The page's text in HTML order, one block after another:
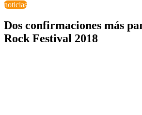
noticias
Dos confirmaciones más
Rock Festival 2018